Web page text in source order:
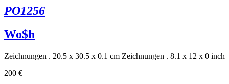
PO1256
Wo$h
Zeichnungen . 20.5 x 30.5 x 0.1 cm Zeichnungen . 8.1 x 12 x 0 inch
200 €